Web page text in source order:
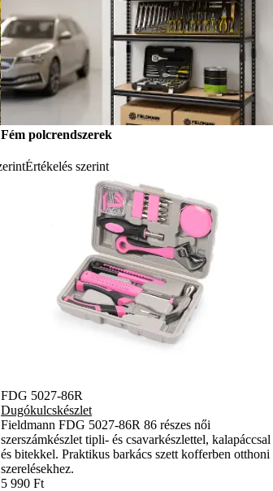
Fém polcrendszerek
Értékelés szerint
FDG 5027-86R
Dugókulcskészlet
Fieldmann FDG 5027-86R 86 részes női
szerszámkészlet tipli- és csavarkészlettel, kalapáccsal
és bitekkel. Praktikus barkács szett kofferben otthoni
szerelésekhez.
5 990 Ft